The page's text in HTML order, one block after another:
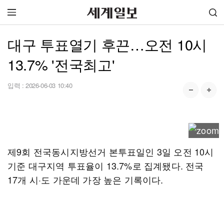
대구 투표열기 후끈…오전 10시
13.7% '전국최고'
입력 : 2026-06-03 10:40
제9회 전국동시지방선거 본투표일인 3일 오전 10시
기준 대구지역 투표율이 13.7%로 집계됐다. 전국
17개 시·도 가운데 가장 높은 기록이다.